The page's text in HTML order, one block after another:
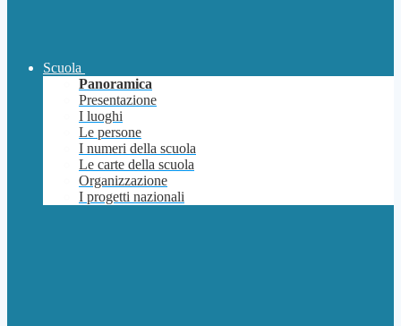
Scuola
Panoramica
Presentazione
I luoghi
Le persone
I numeri della scuola
Le carte della scuola
Organizzazione
I progetti nazionali